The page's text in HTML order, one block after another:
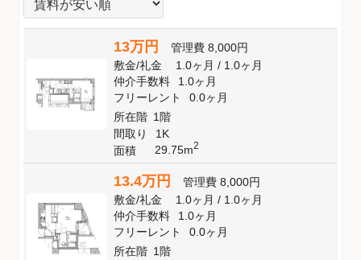
13万円 管理費 8,000円
敷金/礼金 1.0ヶ月/ 1.0ヶ月
仲介手数料
1.0ヶ月
フリーレント
0.0ヶ月
所在階 1階
間取り
1K
面積
29.75m2
13.4万円 管理費 8,000円
敷金/礼金 1.0ヶ月/ 1.0ヶ月
仲介手数料
1.0ヶ月
フリーレント
0.0ヶ月
所在階 1階